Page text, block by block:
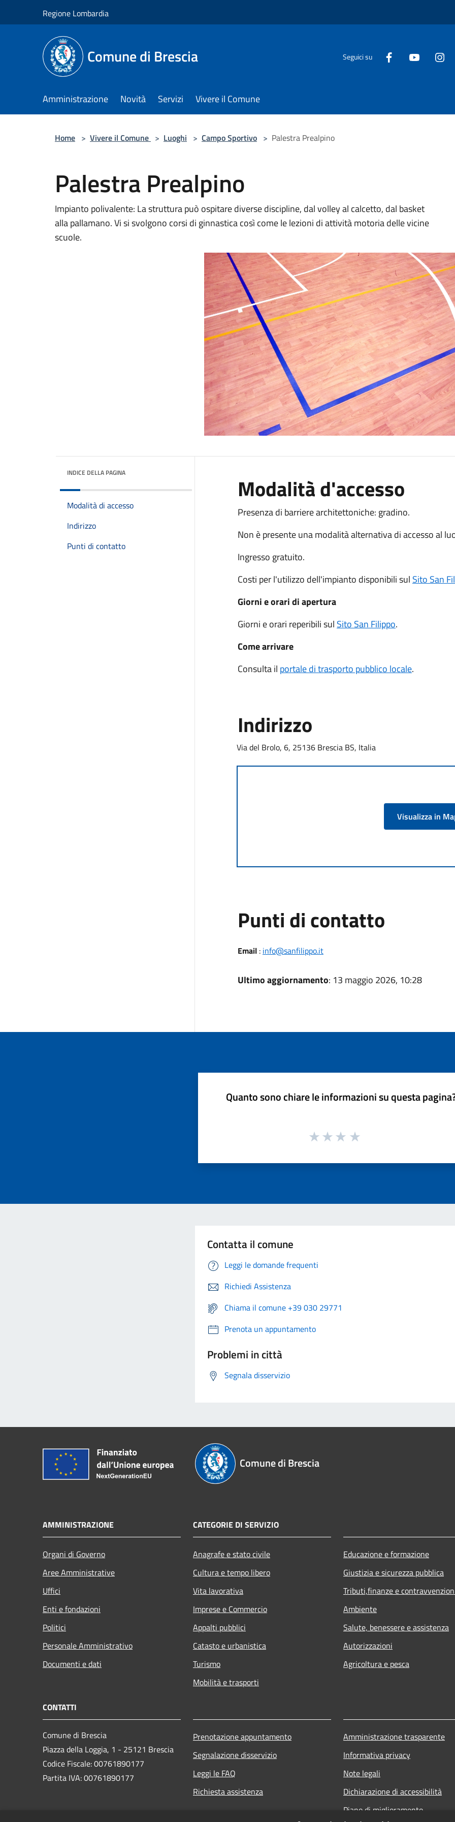
Regione Lombardia
Comune di Brescia Seguici su
Amministrazione Novità Servizi Vivere il Comune
Home > Vivere il Comune > Luoghi > Campo Sportivo > Palestra Prealpino
Palestra Prealpino
Impianto polivalente: La struttura può ospitare diverse discipline, dal volley al calcetto, dal basket
alla pallamano. Vi si svolgono corsi di ginnastica così come le lezioni di attività motoria delle vicine
scuole.
INDICE DELLA PAGINA
Modalità di accesso
Indirizzo
Punti di contatto
Modalità d'accesso
Presenza di barriere architettoniche: gradino.
Non è presente una modalità alternativa di accesso al
Ingresso gratuito.
Costi per l'utilizzo dell'impianto disponibili sul Sito San
Giorni e orari di apertura
Giorni e orari reperibili sul Sito San Filippo.
Come arrivare
Consulta il portale di trasporto pubblico locale.
Indirizzo
Via del Brolo, 6, 25136 Brescia BS, Italia
Visualizza in
Punti di contatto
Email: info@sanfilippo.it
Ultimo aggiornamento: 13 maggio 2026, 10:28
Quanto sono chiare le informazioni su questa
Contatta il comune
Leggi le domande frequenti
Richiedi Assistenza
Chiama il comune +39 030 29771
Prenota un appuntamento
Problemi in città
Segnala disservizio
Comune di Brescia
AMMINISTRAZIONE
Organi di Governo
Aree Amministrative
Uffici
Enti e fondazioni
Politici
Personale Amministrativo
Documenti e dati
CATEGORIE DI SERVIZIO
Anagrafe e stato civile
Cultura e tempo libero
Vita lavorativa
Imprese e Commercio
Appalti pubblici
Catasto e urbanistica
Turismo
Mobilità e trasporti
Educazione e formazione
Giustizia e sicurezza pubblica
Tributi,finanze e
Ambiente
Salute, benessere e assistenza
Autorizzazioni
Agricoltura e pesca
CONTATTI
Comune di Brescia
Piazza della Loggia, 1 - 25121 Brescia
Codice Fiscale: 00761890177
Partita IVA: 00761890177
Prenotazione appuntamento
Segnalazione disservizio
Leggi le FAQ
Richiesta assistenza
Amministrazione trasparente
Informativa privacy
Note legali
Dichiarazione di accessibilità
Piano di miglioramento